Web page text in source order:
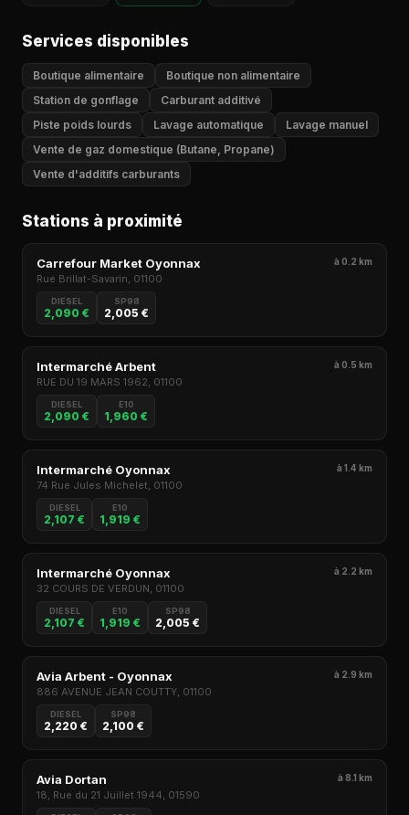
Services disponibles
Boutique alimentaire
Boutique non alimentaire
Station de gonflage
Carburant additivé
Piste poids lourds
Lavage automatique
Lavage manuel
Vente de gaz domestique (Butane, Propane)
Vente d'additifs carburants
Stations à proximité
Carrefour Market Oyonnax à 0.2 km
Rue Brillat-Savarin, 01100
DIESEL
2,090 €
SP98
2,005 €
Intermarché Arbent à 0.5 km
RUE DU 19 MARS 1962, 01100
DIESEL
2,090 €
E10
1,960 €
Intermarché Oyonnax à 1.4 km
74 Rue Jules Michelet, 01100
DIESEL
2,107 €
E10
1,919 €
Intermarché Oyonnax à 2.2 km
32 COURS DE VERDUN, 01100
DIESEL
2,107 €
E10
1,919 €
SP98
2,005 €
Avia Arbent - Oyonnax à 2.9 km
886 AVENUE JEAN COUTTY, 01100
DIESEL
2,220 €
SP98
2,100 €
Avia Dortan à 8.1 km
18, Rue du 21 Juillet 1944, 01590